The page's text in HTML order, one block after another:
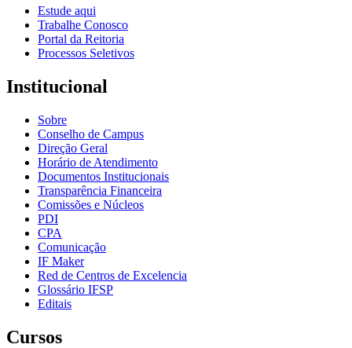
Estude aqui
Trabalhe Conosco
Portal da Reitoria
Processos Seletivos
Institucional
Sobre
Conselho de Campus
Direção Geral
Horário de Atendimento
Documentos Institucionais
Transparência Financeira
Comissões e Núcleos
PDI
CPA
Comunicação
IF Maker
Red de Centros de Excelencia
Glossário IFSP
Editais
Cursos